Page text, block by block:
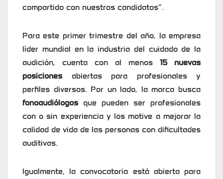
compartido con nuestros candidatos”.
Para este primer trimestre del año, la empresa
líder mundial en la industria del cuidado de la
audición, cuenta con al menos 15 nuevas
posiciones abiertas para profesionales y
perfiles diversos. Por un lado, la marca busca
fonoaudiólogos que pueden ser profesionales
con o sin experiencia y los motive a mejorar la
calidad de vida de las personas con dificultades
auditivas.
Igualmente, la convocatoria está abierta para